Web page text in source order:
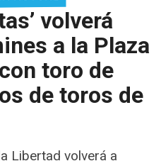
volverá
a la Plaza
toro de
de toros de
Libertad volverá a